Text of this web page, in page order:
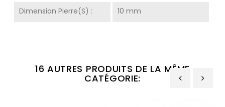
Dimension Pierre(s) : 10 mm
16 AUTRES PRODUITS DE LA MÊME
CATÉGORIE: